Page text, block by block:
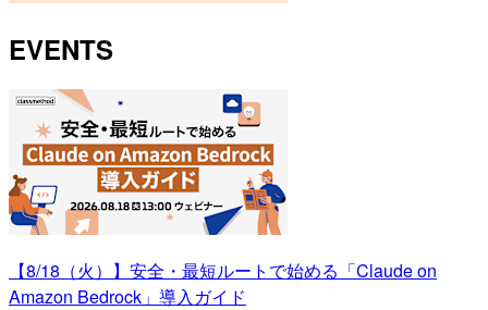
EVENTS
【8/18（火）】安全・最短ルートで始める「Claude on
Amazon Bedrock」導入ガイド